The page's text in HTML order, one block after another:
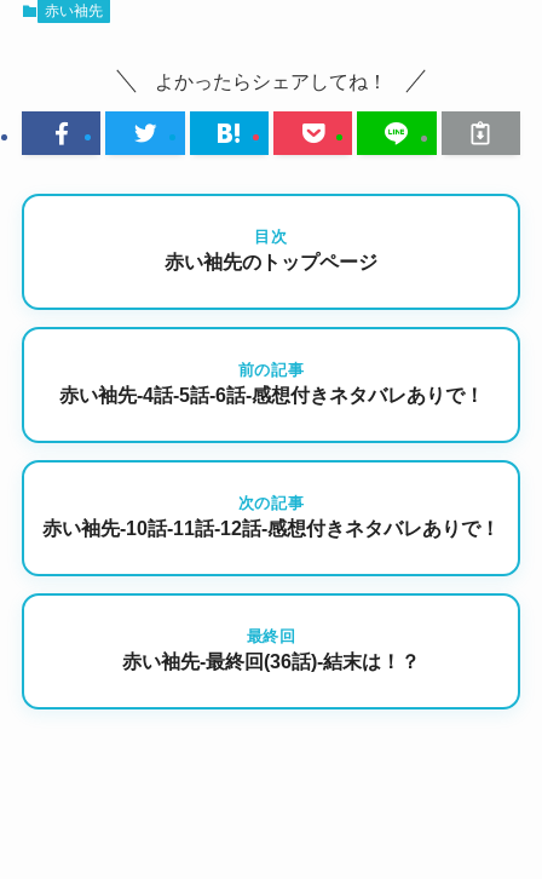
赤い袖先
よかったらシェアしてね！
目次
赤い袖先のトップページ
前の記事
赤い袖先-4話-5話-6話-感想付きネタバレありで！
次の記事
赤い袖先-10話-11話-12話-感想付きネタバレありで！
最終回
赤い袖先-最終回(36話)-結末は！？